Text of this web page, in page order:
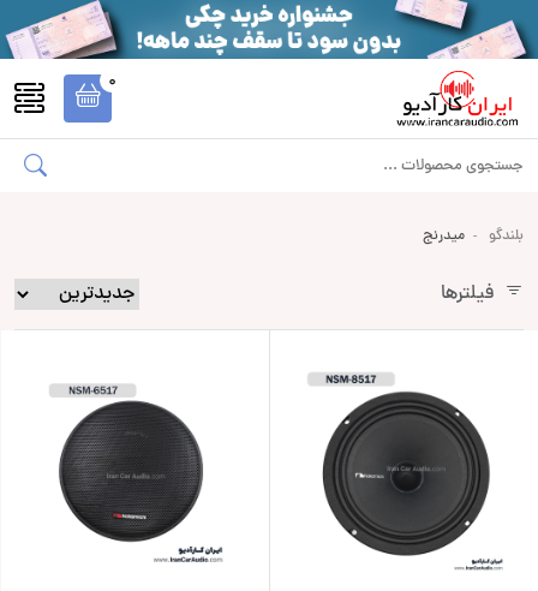
0
بلندگو میدرنج
فیلترها